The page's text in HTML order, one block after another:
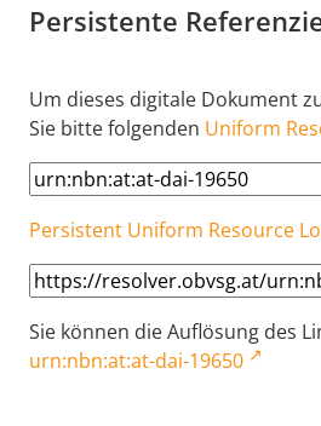
Persistente
Um dieses digitale Dokument
Sie bitte folgenden Uniform
Persistent Uniform Resource
Sie können die Auflösung des
urn:nbn:at:at-dai-19650